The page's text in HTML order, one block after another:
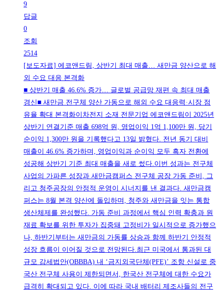
9
답글
0
조회
2514
[보도자료] 에코앤드림, 상반기 최대 매출… 새만금 양산으로 해
외 수요 대응 본격화
■ 상반기 매출 46.6% 증가… 글로벌 공급망 재편 속 최대 매출
경신■ 새만금 전구체 양산 가동으로 해외 수요 대응력·시장 점
유율 확대 본격화이차전지 소재 전문기업 에코앤드림이 2025년
상반기 연결기준 매출 698억 원, 영업이익 1억 1,100만 원, 당기
순이익 1,300만 원을 기록했다고 13일 밝혔다. 전년 동기 대비
매출이 46.6% 증가하며, 영업이익과 순이익 모두 흑자 전환에
성공해 상반기 기준 최대 매출을 새로 썼다.이번 성과는 전구체
사업의 가파른 성장과 새만금캠퍼스 전구체 공장 가동 준비, 그
리고 청주공장의 안정적 운영이 시너지를 낸 결과다. 새만금캠
퍼스는 8월 본격 양산에 돌입하며, 청주와 새만금을 잇는 통합
생산체제를 완성했다. 가동 준비 과정에서 핵심 인력 확충과 원
재료 확보를 위한 투자가 집중돼 고정비가 일시적으로 증가했으
나, 하반기부터는 새만금의 가동률 상승과 함께 하반기 안정적
성장 흐름이 이어질 것으로 전망된다.최근 미국에서 통과된 대
규모 감세법안(OBBBA) 내 ‘금지외국단체(PFE)’ 조항 신설로 중
국산 전구체 사용이 제한되면서, 한국산 전구체에 대한 수요가
급격히 확대되고 있다. 이에 따라 국내 배터리 제조사들의 전구